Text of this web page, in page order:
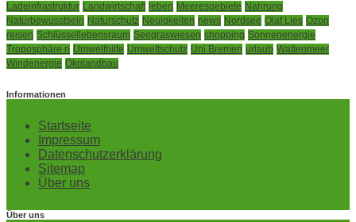
Ladeinfrastruktur Landwirtschaft leben Meeresgebiete Nahrung
Naturbewusstsein Naturschutz Neuigkeiten news Nordsee Olaf Lies Ozon
reisen Schlüssellebensraum Seegraswiesen shopping Sonnenenergie
Troposphäre n Umwelthilfe Umweltschutz Uni Bremen urlaub Wattenmeer
Windenergie Ökolandbau
Informationen
Startseite
Impressum
Datenschutzerklärung
Sitemap
Über uns
Über uns